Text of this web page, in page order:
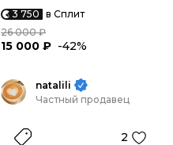
3 750 в Сплит
26 000 ₽
15 000 ₽ -42%
natalili
Частный продавец
2